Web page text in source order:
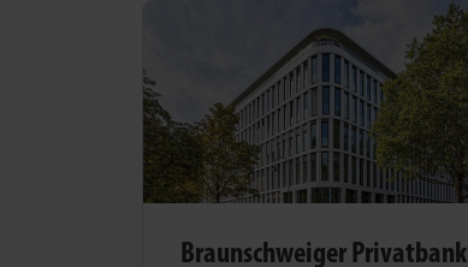
Braunschweiger Privatbank